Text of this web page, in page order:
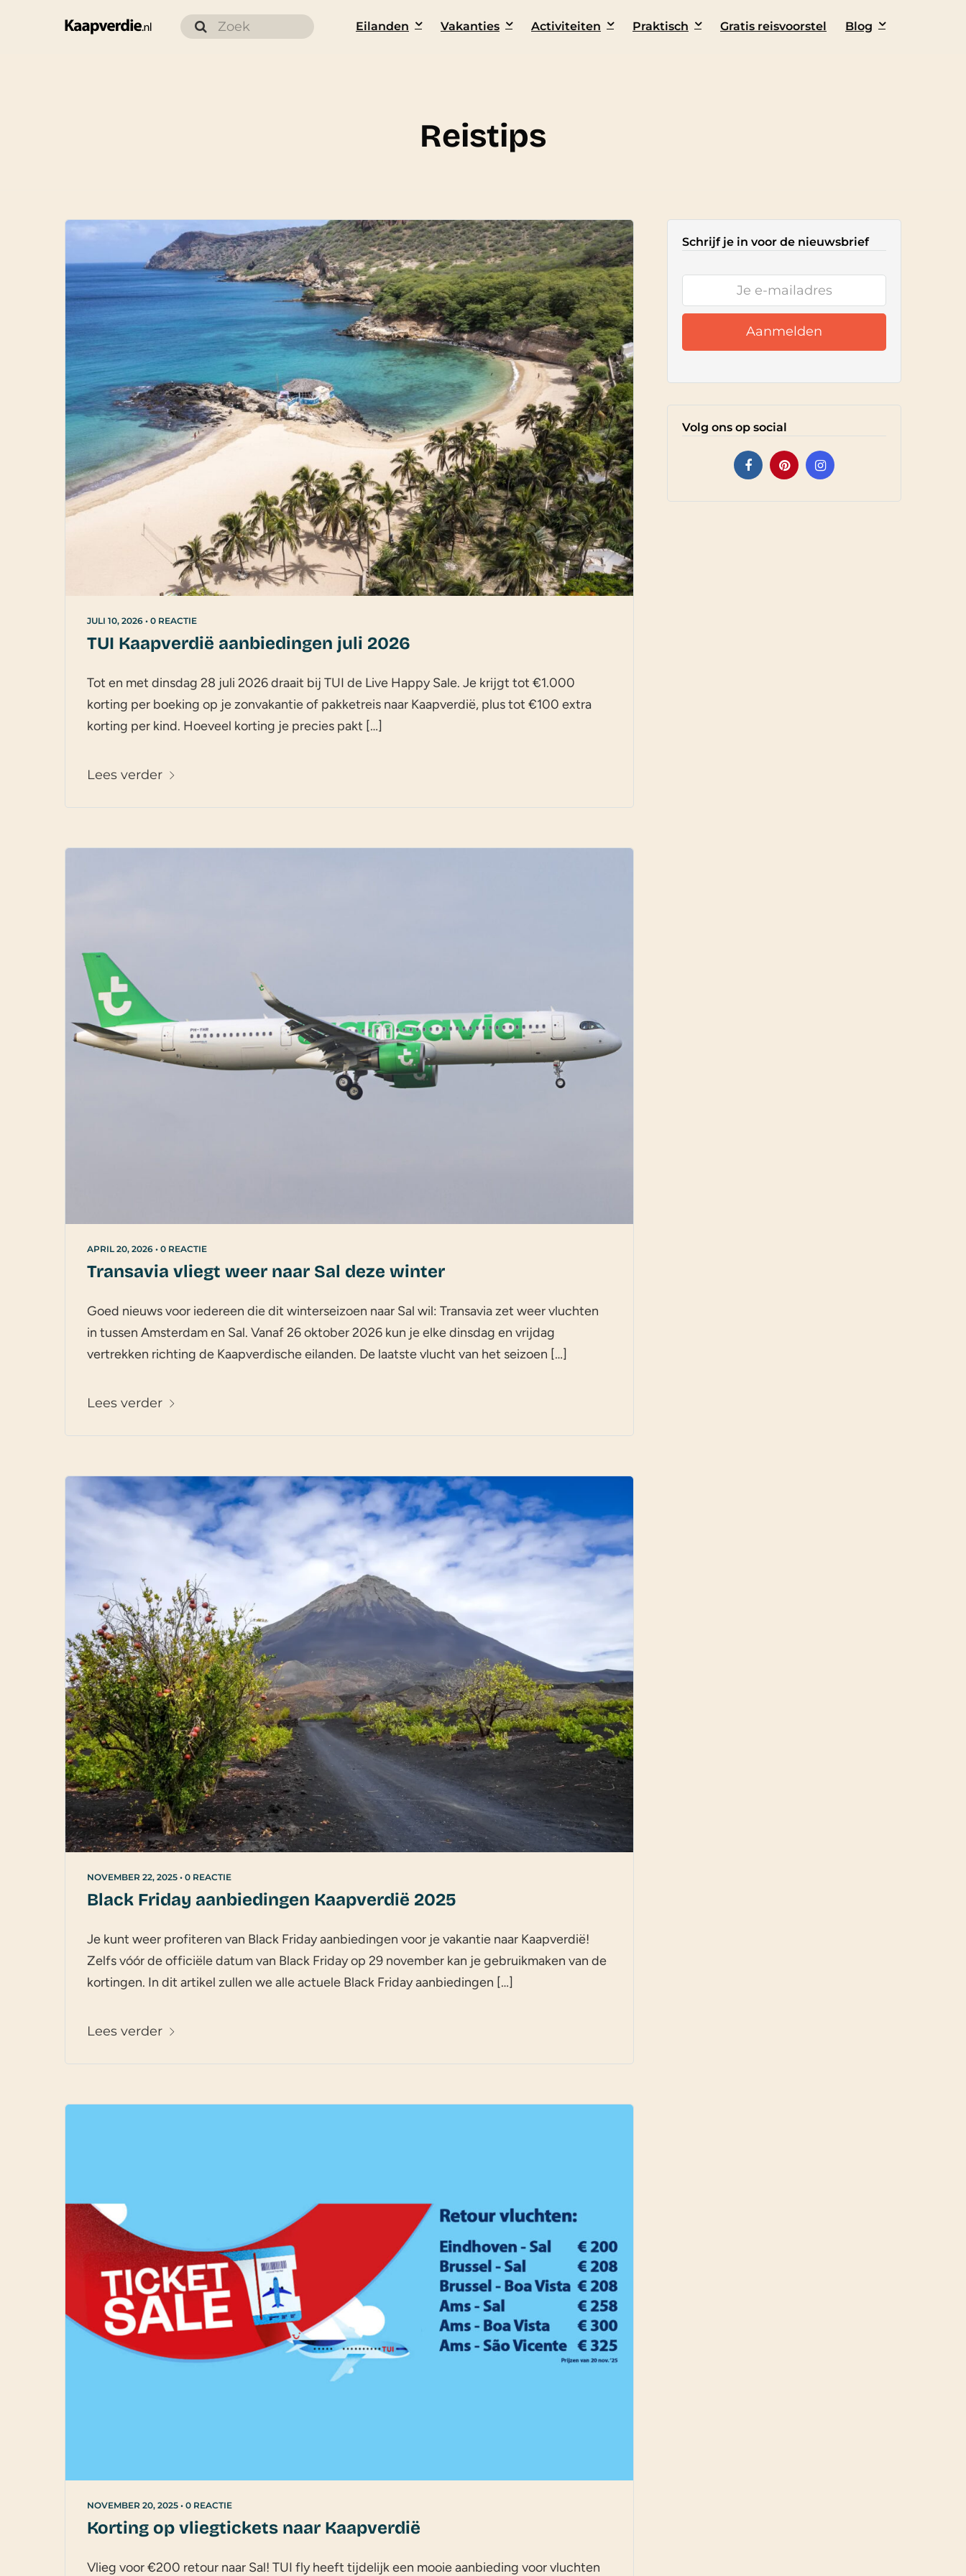
Eilanden Vakanties Activiteiten Praktisch Gratis reisvoorstel Blog
Reistips
JULI 10, 2026 • 0 REACTIE
TUI Kaapverdië aanbiedingen juli 2026
Tot en met dinsdag 28 juli 2026 draait bij TUI de Live Happy Sale. Je krijgt tot €1.000
korting per boeking op je zonvakantie of pakketreis naar Kaapverdië, plus tot €100 extra
korting per kind. Hoeveel korting je precies pakt […]
Lees verder
APRIL 20, 2026 • 0 REACTIE
Transavia vliegt weer naar Sal deze winter
Goed nieuws voor iedereen die dit winterseizoen naar Sal wil: Transavia zet weer vluchten
in tussen Amsterdam en Sal. Vanaf 26 oktober 2026 kun je elke dinsdag en vrijdag
vertrekken richting de Kaapverdische eilanden. De laatste vlucht van het seizoen […]
Lees verder
NOVEMBER 22, 2025 • 0 REACTIE
Black Friday aanbiedingen Kaapverdië 2025
Je kunt weer profiteren van Black Friday aanbiedingen voor je vakantie naar Kaapverdië!
Zelfs vóór de officiële datum van Black Friday op 29 november kan je gebruikmaken van de
kortingen. In dit artikel zullen we alle actuele Black Friday aanbiedingen […]
Lees verder
NOVEMBER 20, 2025 • 0 REACTIE
Korting op vliegtickets naar Kaapverdië
Vlieg voor €200 retour naar Sal! TUI fly heeft tijdelijk een mooie aanbieding voor vluchten
Schrijf je in voor de nieuwsbrief
Volg ons op social